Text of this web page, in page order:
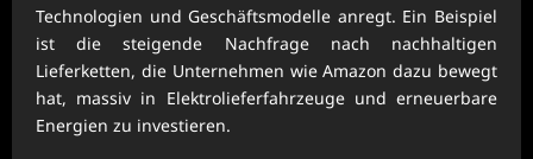
Technologien und Geschäftsmodelle anregt. Ein Beispiel
ist die steigende Nachfrage nach nachhaltigen
Lieferketten, die Unternehmen wie Amazon dazu bewegt
hat, massiv in Elektrolieferfahrzeuge und erneuerbare
Energien zu investieren.